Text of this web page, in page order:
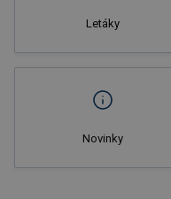
Letáky
Novinky